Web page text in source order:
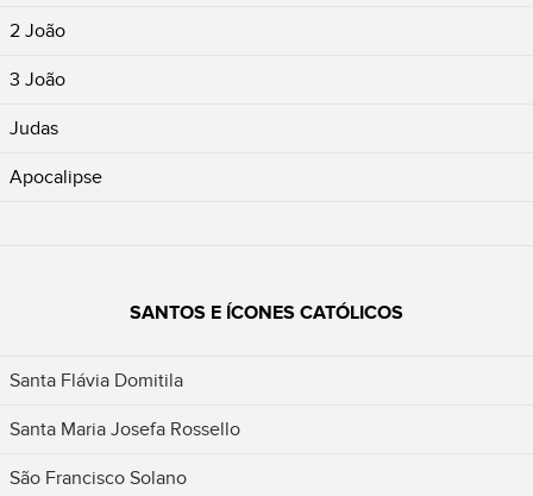
2 João
3 João
Judas
Apocalipse
SANTOS E ÍCONES CATÓLICOS
Santa Flávia Domitila
Santa Maria Josefa Rossello
São Francisco Solano